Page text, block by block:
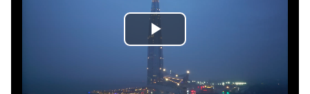
P
l